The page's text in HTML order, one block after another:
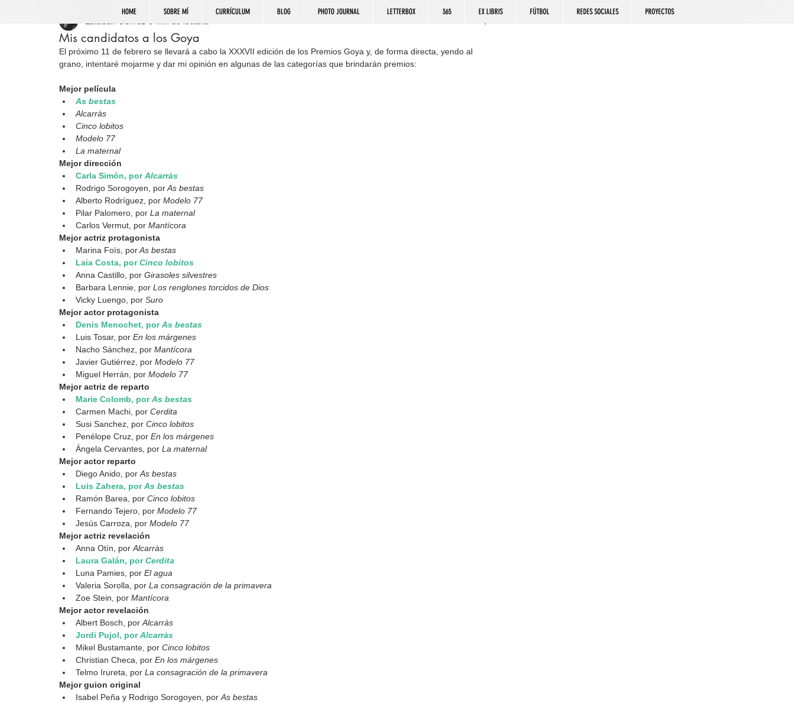
Mis candidatos a los Goya
El próximo 11 de febrero se llevará a cabo la XXXVII edición de los Premios Goya y, de forma directa, yendo al
grano, intentaré mojarme y dar mi opinión en algunas de las categorías que brindarán premios:
Mejor película
As bestas
Alcarràs
Cinco lobitos
Modelo 77
La maternal
Mejor dirección
Carla Simón, por Alcarràs
Rodrigo Sorogoyen, por As bestas
Alberto Rodríguez, por Modelo 77
Pilar Palomero, por La maternal
Carlos Vermut, por Mantícora
Mejor actriz protagonista
Marina Foïs, por As bestas
Laia Costa, por Cinco lobitos
Anna Castillo, por Girasoles silvestres
Barbara Lennie, por Los renglones torcidos de Dios
Vicky Luengo, por Suro
Mejor actor protagonista
Denis Menochet, por As bestas
Luis Tosar, por En los márgenes
Nacho Sánchez, por Mantícora
Javier Gutiérrez, por Modelo 77
Miguel Herrán, por Modelo 77
Mejor actriz de reparto
Marie Colomb, por As bestas
Carmen Machi, por Cerdita
Susi Sanchez, por Cinco lobitos
Penélope Cruz, por En los márgenes
Ángela Cervantes, por La maternal
Mejor actor reparto
Diego Anido, por As bestas
Luis Zahera, por As bestas
Ramón Barea, por Cinco lobitos
Fernando Tejero, por Modelo 77
Jesús Carroza, por Modelo 77
Mejor actriz revelación
Anna Otín, por Alcarràs
Laura Galán, por Cerdita
Luna Pamies, por El agua
Valeria Sorolla, por La consagración de la primavera
Zoe Stein, por Mantícora
Mejor actor revelación
Albert Bosch, por Alcarràs
Jordi Pujol, por Alcarràs
Mikel Bustamante, por Cinco lobitos
Christian Checa, por En los márgenes
Telmo Irureta, por La consagración de la primavera
Mejor guion original
Isabel Peña y Rodrigo Sorogoyen, por As bestas
HOME SOBRE MÍ CURRÍCULUM BLOG PHOTO JOURNAL LETTERBOX 365 EX LIBRIS FÚTBOL REDES SOCIALES PROYECTOS